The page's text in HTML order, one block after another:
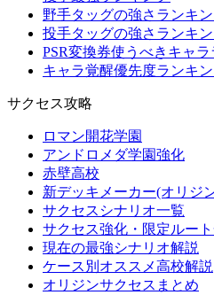
野手タッグの強さランキ
投手タッグの強さランキ
PSR変換券使うべきキャ
キャラ覚醒優先度ランキ
サクセス攻略
ロマン開花学園
アンドロメダ学園強化
赤壁高校
新デッキメーカー(オリジ
サクセスシナリオ一覧
サクセス強化・限定ルー
現在の最強シナリオ解説
ケース別オススメ高校解説
オリジンサクセスまとめ